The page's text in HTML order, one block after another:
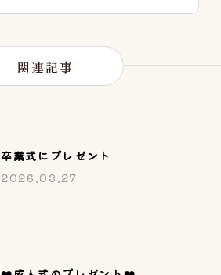
関連記事
卒業式にプレゼント
2026.03.27